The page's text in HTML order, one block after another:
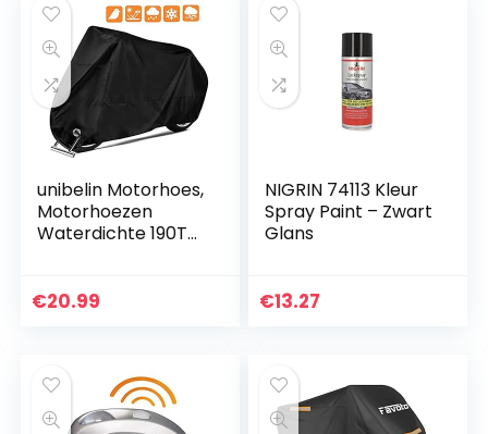
unibelin Motorhoes,
Motorhoezen
Waterdichte 190T
bescherming
€20.99
NIGRIN 74113 Kleur
Spray Paint – Zwart
Glans
€13.27